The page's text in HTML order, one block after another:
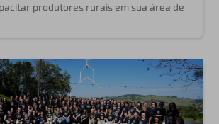
produtores rurais em sua área de